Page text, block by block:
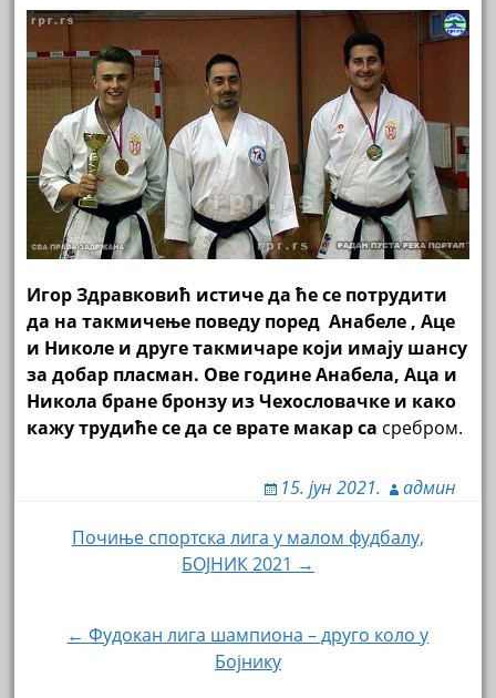
Игор Здравковић истиче да ће се потрудити
да на такмичење поведу поред Анабеле , Аце
и Николе и друге такмичаре који имају шансу
за добар пласман. Ове године Анабела, Аца и
Никола бране бронзу из Чехословачке и како
кажу трудиће се да се врате макар са сребром.
15. јун 2021. админ
Навигација
Почиње спортска лига у малом фудбалу,
БОЈНИК 2021 →
← Фудокан лига шампиона – друго коло у
Бојнику